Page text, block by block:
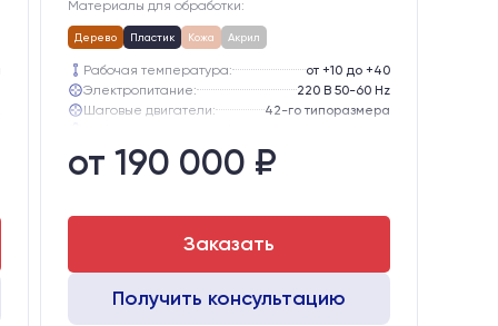
Материалы для обработки:
Дерево Пластик Кожа Акрил
Рабочая температура:
от +10 до +40
Электропитание:
220 В 50-60 Hz
Шаговые двигатели:
42-го типоразмера
Направляющие оси Y:
Направляющие оси Х:
от 190 000 ₽
Заказать
Получить консультацию